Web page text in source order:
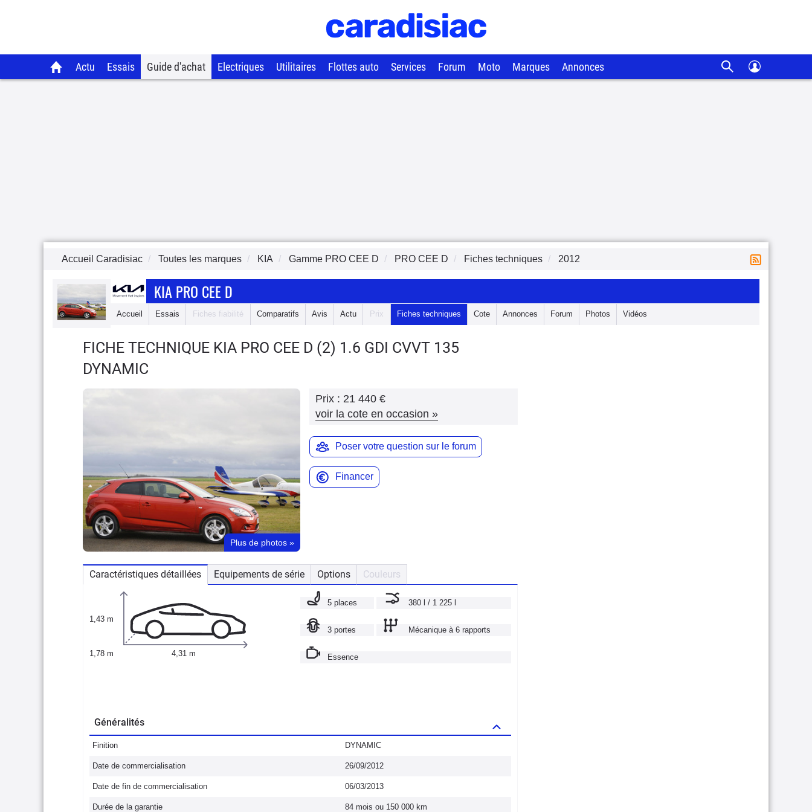
Actu Essais Guide d'achat Electriques Utilitaires Flottes auto Services Forum Moto Marques Annonces
Accueil Caradisiac Toutes les marques KIA Gamme PRO CEE D PRO CEE D Fiches techniques 2012
KIA PRO CEE D
Accueil Essais Fiches fiabilité Comparatifs Avis Actu Prix Fiches techniques Cote Annonces Forum Photos Vidéos
FICHE TECHNIQUE KIA PRO CEE D (2) 1.6 GDI CVVT 135
DYNAMIC
Plus de photos »
Prix : 21 440 €
voir la cote en occasion »
Poser votre question sur le forum
Financer
Caractéristiques détaillées Equipements de série Options Couleurs
1,43 m
1,78 m 4,31 m
5 places 380 l / 1 225 l
3 portes Mécanique à 6 rapports
Essence
Généralités
Finition DYNAMIC
Date de commercialisation 26/09/2012
Date de fin de commercialisation 06/03/2013
Durée de la garantie 84 mois ou 150 000 km